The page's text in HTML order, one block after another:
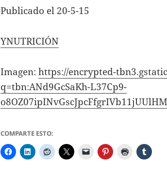
Publicado el 20-5-15
YNUTRICIÓN
Imagen:https://encrypted-
q=tbn:ANd9GcSaKh-L37Cp9-
COMPARTE ESTO: